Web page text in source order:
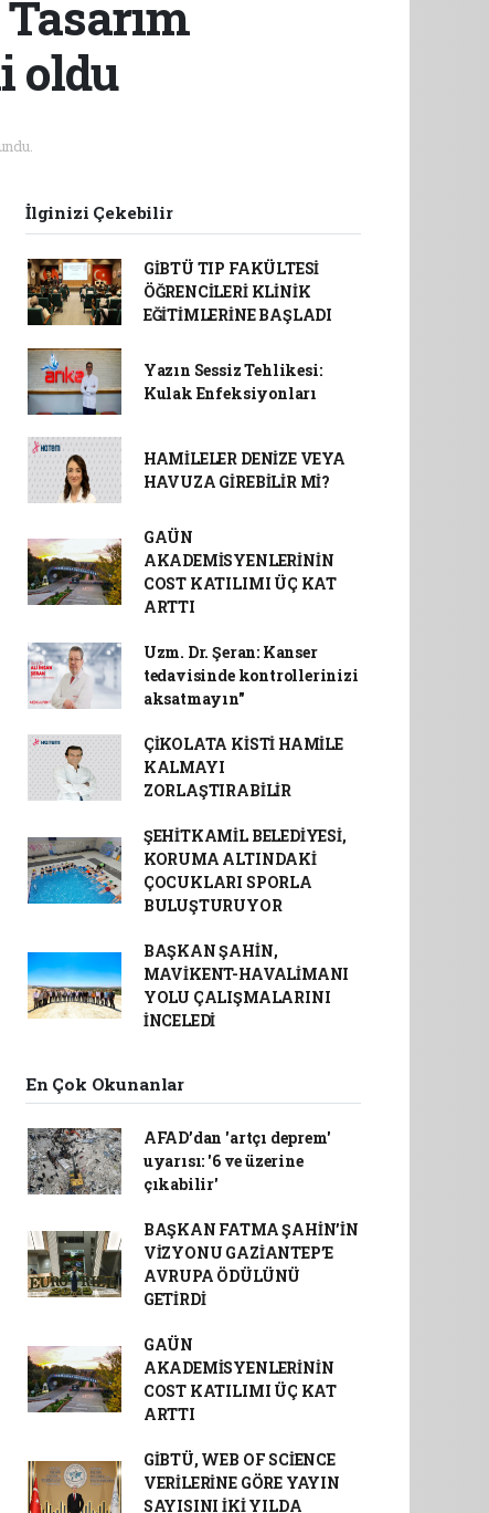
oldu
İlginizi Çekebilir
GİBTÜ TIP FAKÜLTESİ
ÖĞRENCİLERİ KLİNİK
EĞİTİMLERİNE BAŞLADI
Yazın Sessiz Tehlikesi:
Kulak Enfeksiyonları
HAMİLELER DENİZE VEYA
HAVUZA GİREBİLİR Mİ?
GAÜN
AKADEMİSYENLERİNİN
COST KATILIMI ÜÇ KAT
ARTTI
Uzm. Dr. Şeran: Kanser
tedavisinde kontrollerinizi
aksatmayın"
ÇİKOLATA KİSTİ HAMİLE
KALMAYI
ZORLAŞTIRABİLİR
ŞEHİTKAMİL BELEDİYESİ,
KORUMA ALTINDAKİ
ÇOCUKLARI SPORLA
BULUŞTURUYOR
BAŞKAN ŞAHİN,
MAVİKENT-HAVALİMANI
YOLU ÇALIŞMALARINI
İNCELEDİ
En Çok Okunanlar
AFAD’dan 'artçı deprem'
uyarısı: '6 ve üzerine
çıkabilir'
BAŞKAN FATMA ŞAHİN’İN
VİZYONU GAZİANTEP’E
AVRUPA ÖDÜLÜNÜ
GETİRDİ
GAÜN
AKADEMİSYENLERİNİN
COST KATILIMI ÜÇ KAT
ARTTI
GİBTÜ, WEB OF SCİENCE
VERİLERİNE GÖRE YAYIN
SAYISINI İKİ YILDA